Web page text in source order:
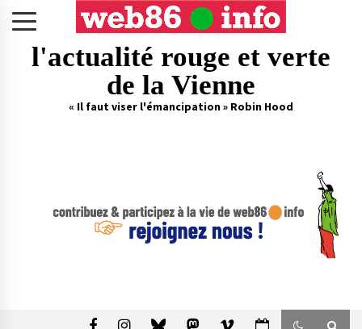
l'actualité rouge et verte
de la Vienne
« Il faut viser l'émancipation » Robin Hood